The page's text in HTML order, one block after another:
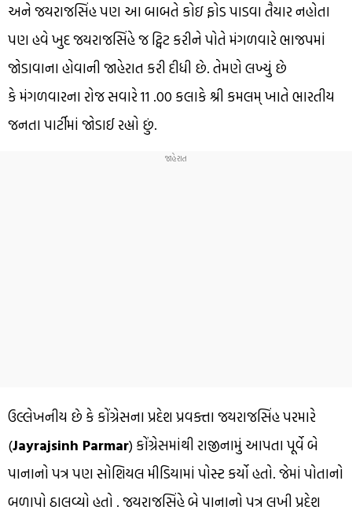
અને જયરાજસિંહ પણ આ બાબતે કોઇ ફોડ પાડવા તૈયાર નહોતા
પણ હવે ખુદ જયરાજસિંહે જ ટ્વિટ કરીને પોતે મંગળવારે ભાજપમાં
જોડાવાના હોવાની જાહેરાત કરી દીધી છે. તેમણે લખ્યું છે
કે મંગળવારના રોજ સવારે 11 .00 કલાકે શ્રી કમલમ્ ખાતે ભારતીય
જનતા પાર્ટીમાં જોડાઈ રહ્યો છું.
ઉલ્લેખનીય છે કે કોંગ્રેસના પ્રદેશ પ્રવક્તા જયરાજસિંહ પરમારે
(Jayrajsinh Parmar) કોંગ્રેસમાંથી રાજીનામું આપતા પૂર્વે બે
પાનાનો પત્ર પણ સોશિયલ મીડિયામાં પોસ્ટ કર્યો હતો. જેમાં પોતાનો
બળાપો ઠાલવ્યો હતો . જયરાજસિંહે બે પાનાનો પત્ર લખી પ્રદેશ